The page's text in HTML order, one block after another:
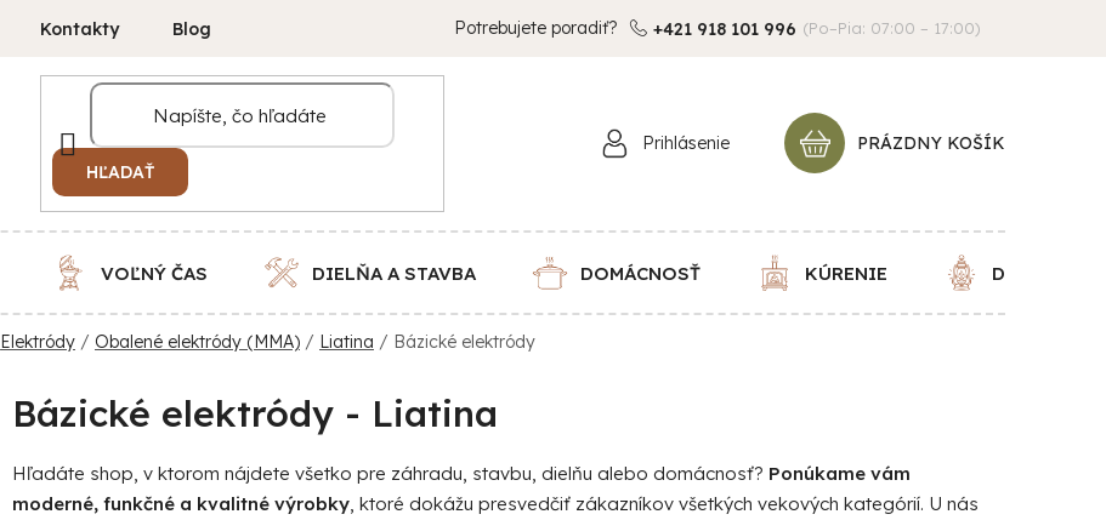
Kontakty Blog Potrebujete poradiť? +421 918 101 996 (Po–Pia: 07:00 – 17:00)
HĽADAŤ
Prihlásenie
NÁKUPNÝ
KOŠÍK
PRÁZDNY KOŠÍK
VOĽNÝ ČAS DIELŇA A STAVBA DOMÁCNOSŤ KÚRENIE DEKORÁCIE
Elektródy / Obalené elektródy (MMA) / Liatina / Bázické elektródy
Bázické elektródy - Liatina
Hľadáte shop, v ktorom nájdete všetko pre záhradu, stavbu, dielňu alebo domácnosť? Ponúkame vám
moderné, funkčné a kvalitné výrobky , ktoré dokážu presvedčiť zákazníkov všetkých vekových kategórií. U nás